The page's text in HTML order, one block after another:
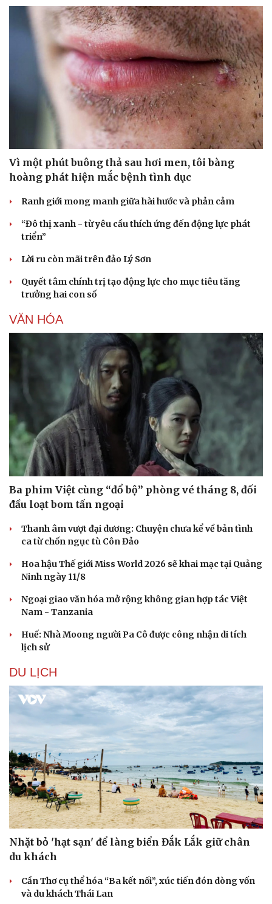
Doanh nghiệp
Thông tin doanh nghiệp
Doanh nghiệp 24h
Doanh nhân
Vì cộng đồng
Công nghệ
Sành điệu
Tin Công nghệ
Trải nghiệm
Vì một phút buông thả sau hơi men, tôi bàng
hoàng phát hiện mắc bệnh tình dục
Ranh giới mong manh giữa hài hước và phản cảm
“Đô thị xanh - từ yêu cầu thích ứng đến động lực phát
triển”
Lời ru còn mãi trên đảo Lý Sơn
Quyết tâm chính trị tạo động lực cho mục tiêu tăng
trưởng hai con số
VĂN HÓA
Ba phim Việt cùng “đổ bộ” phòng vé tháng 8, đối
đầu loạt bom tấn ngoại
Thanh âm vượt đại dương: Chuyện chưa kể về bản tình
ca từ chốn ngục tù Côn Đảo
Hoa hậu Thế giới Miss World 2026 sẽ khai mạc tại Quảng
Ninh ngày 11/8
Ngoại giao văn hóa mở rộng không gian hợp tác Việt
Nam - Tanzania
Huế: Nhà Moong người Pa Cô được công nhận di tích
lịch sử
DU LỊCH
Nhặt bỏ 'hạt sạn' để làng biển Đắk Lắk giữ chân
du khách
Cần Thơ cụ thể hóa “Ba kết nối”, xúc tiến đón dòng vốn
và du khách Thái Lan